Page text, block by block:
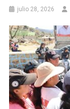
julio 28, 2026